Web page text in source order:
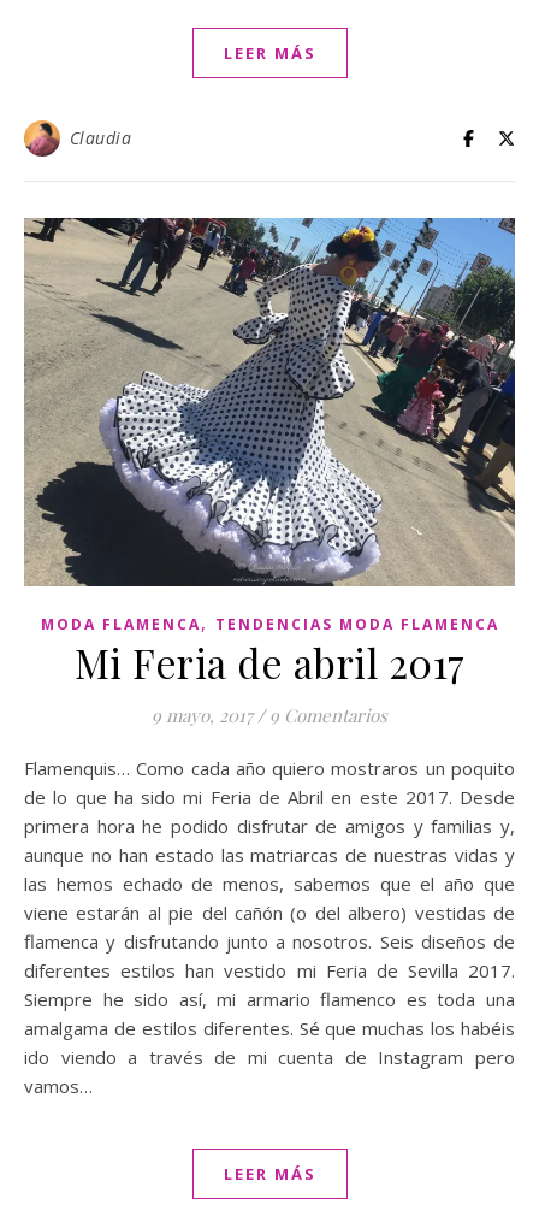
LEER MÁS
Claudia
MODA FLAMENCA, TENDENCIAS MODA FLAMENCA
Mi Feria de abril 2017
9 mayo, 2017 / 9 Comentarios
Flamenquis… Como cada año quiero mostraros un poquito
de lo que ha sido mi Feria de Abril en este 2017. Desde
primera hora he podido disfrutar de amigos y familias y,
aunque no han estado las matriarcas de nuestras vidas y
las hemos echado de menos, sabemos que el año que
viene estarán al pie del cañón (o del albero) vestidas de
flamenca y disfrutando junto a nosotros. Seis diseños de
diferentes estilos han vestido mi Feria de Sevilla 2017.
Siempre he sido así, mi armario flamenco es toda una
amalgama de estilos diferentes. Sé que muchas los habéis
ido viendo a través de mi cuenta de Instagram pero
vamos…
LEER MÁS